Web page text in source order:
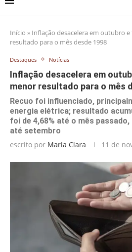
Início » Inflação desacelera em outubro e
resultado para o mês desde 1998
Destaques Notícias
Inflação desacelera em
menor resultado para o mês
Recuo foi influenciado,
energia elétrica; resultado
foi de 4,68% até o mês passado,
até setembro
escrito por Maria Clara 11 de